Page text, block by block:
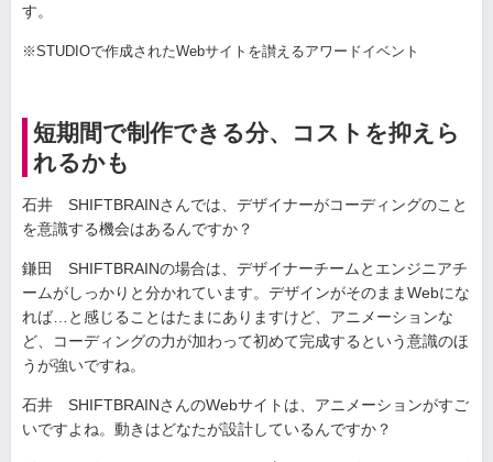
す。
※STUDIOで作成されたWebサイトを讃えるアワードイベント
短期間で制作できる分、コストを抑えら
れるかも
石井 SHIFTBRAINさんでは、デザイナーがコーディングのこと
を意識する機会はあるんですか？
鎌田 SHIFTBRAINの場合は、デザイナーチームとエンジニアチ
ームがしっかりと分かれています。デザインがそのままWebにな
れば…と感じることはたまにありますけど、アニメーションな
ど、コーディングの力が加わって初めて完成するという意識のほ
うが強いですね。
石井 SHIFTBRAINさんのWebサイトは、アニメーションがすご
いですよね。動きはどなたが設計しているんですか？